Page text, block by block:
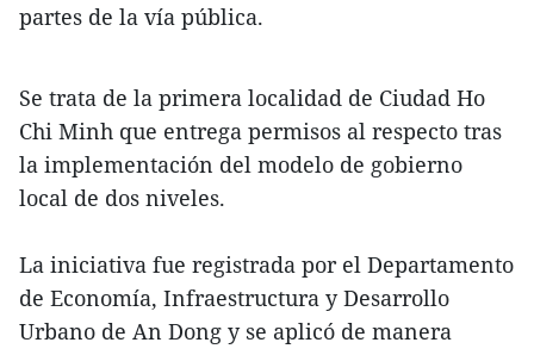
partes de la vía pública.
Se trata de la primera localidad de Ciudad Ho
Chi Minh que entrega permisos al respecto tras
la implementación del modelo de gobierno
local de dos niveles.
La iniciativa fue registrada por el Departamento
de Economía, Infraestructura y Desarrollo
Urbano de An Dong y se aplicó de manera